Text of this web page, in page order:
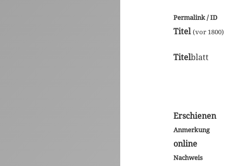
Permalink / ID
Titel (vor 1800)
Titelblatt
Erschienen
Anmerkung
online
Nachweis